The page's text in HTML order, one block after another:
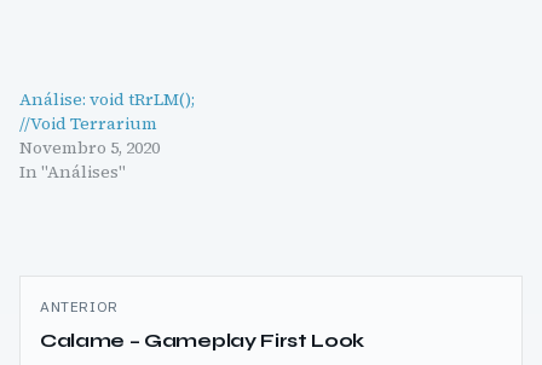
Análise: void tRrLM();
//Void Terrarium
Novembro 5, 2020
In "Análises"
Navegação
de
ANTERIOR
Calame – Gameplay First Look